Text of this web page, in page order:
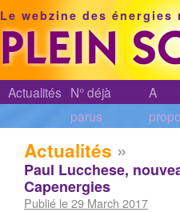
Le webzine des
Actualités N° déjà
parus
A
Actualités »
Paul Lucchese,
Capenergies
Publié le 29 March 2017